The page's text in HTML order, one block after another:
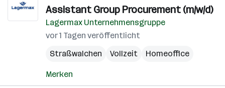
Assistant Group Procurement (m/w/d)
Lagermax Unternehmensgruppe
vor 1 Tagen veröffentlicht
Straßwalchen
Vollzeit Homeoffice
Merken